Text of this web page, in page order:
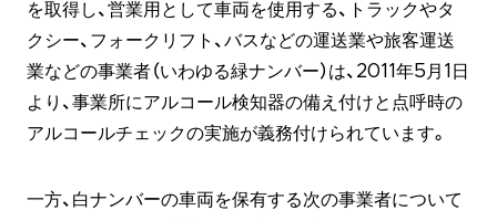
を取得し、営業用として車両を使用する、トラックやタ
クシー、フォークリフト、バスなどの運送業や旅客運送
業などの事業者（いわゆる緑ナンバー）は、2011年5月1日
より、事業所にアルコール検知器の備え付けと点呼時の
アルコールチェックの実施が義務付けられています。
一方、白ナンバーの車両を保有する次の事業者について